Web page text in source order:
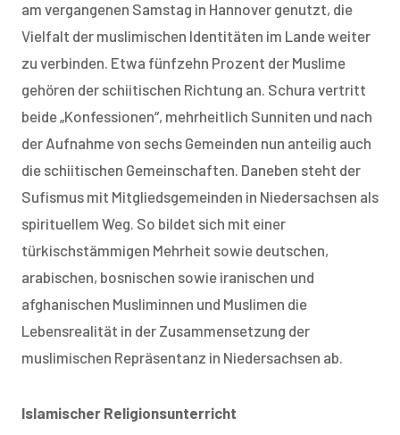
am vergangenen Samstag in Hannover genutzt, die
Vielfalt der muslimischen Identitäten im Lande weiter
zu verbinden. Etwa fünfzehn Prozent der Muslime
gehören der schiitischen Richtung an. Schura vertritt
beide „Konfessionen“, mehrheitlich Sunniten und nach
der Aufnahme von sechs Gemeinden nun anteilig auch
die schiitischen Gemeinschaften. Daneben steht der
Sufismus mit Mitgliedsgemeinden in Niedersachsen als
spirituellem Weg. So bildet sich mit einer
türkischstämmigen Mehrheit sowie deutschen,
arabischen, bosnischen sowie iranischen und
afghanischen Musliminnen und Muslimen die
Lebensrealität in der Zusammensetzung der
muslimischen Repräsentanz in Niedersachsen ab.
Islamischer Religionsunterricht